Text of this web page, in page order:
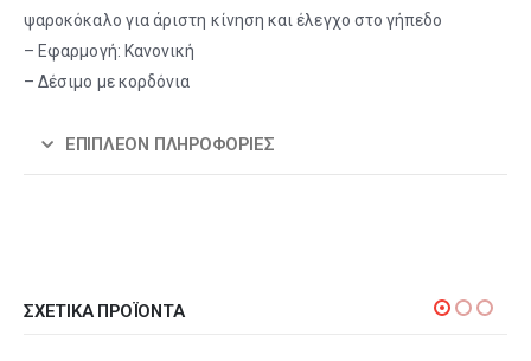
ψαροκόκαλο για άριστη κίνηση και έλεγχο στο γήπεδο
– Εφαρμογή: Κανονική
– Δέσιμο με κορδόνια
ΕΠΙΠΛΈΟΝ ΠΛΗΡΟΦΟΡΊΕΣ
ΣΧΕΤΙΚΆ ΠΡΟΪΌΝΤΑ